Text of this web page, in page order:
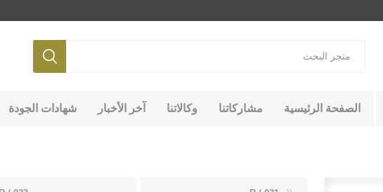
الصفحة الرئيسية مشاركاتنا وكالاتنا آخر الأخبار شهادات الجودة